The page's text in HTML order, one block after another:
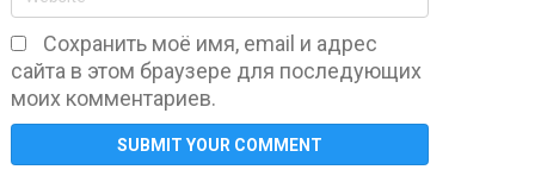
Сохранить моё имя, email и адрес
сайта в этом браузере для последующих
моих комментариев.